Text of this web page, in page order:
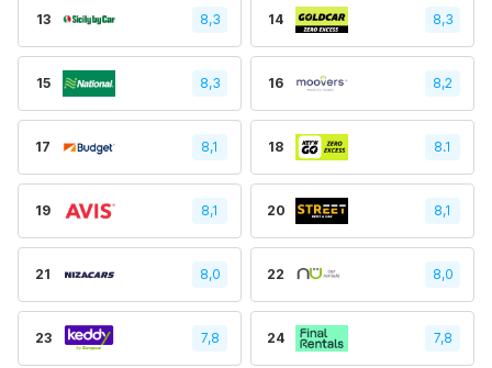
13 8,3 14 8,3
15 8,3 16 8,2
17 8,1 18 8.1
19 8,1 20 8,1
21 8,0 22 8,0
23 7,8 24 7,8